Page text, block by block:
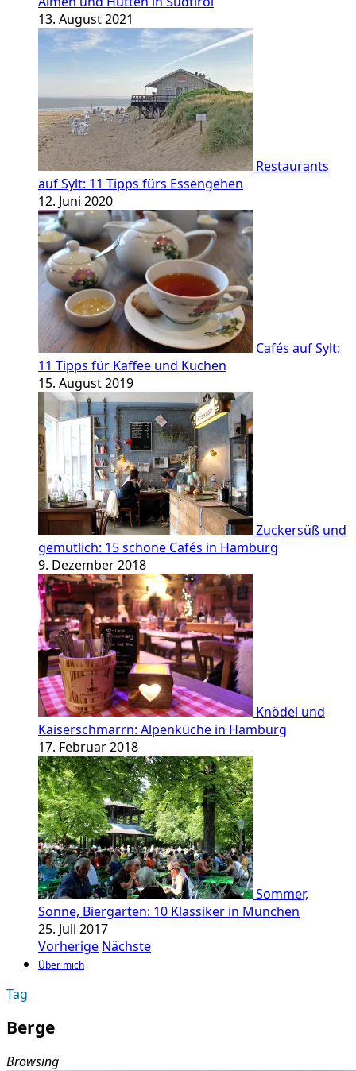
13. August 2021
Restaurants
auf Sylt: 11 Tipps fürs Essengehen
12. Juni 2020
Cafés auf Sylt:
11 Tipps für Kaffee und Kuchen
15. August 2019
Zuckersüß und
gemütlich: 15 schöne Cafés in Hamburg
9. Dezember 2018
Knödel und
Kaiserschmarrn: Alpenküche in Hamburg
17. Februar 2018
Sommer,
Sonne, Biergarten: 10 Klassiker in München
25. Juli 2017
Vorherige Nächste
Über mich
Tag
Berge
Browsing